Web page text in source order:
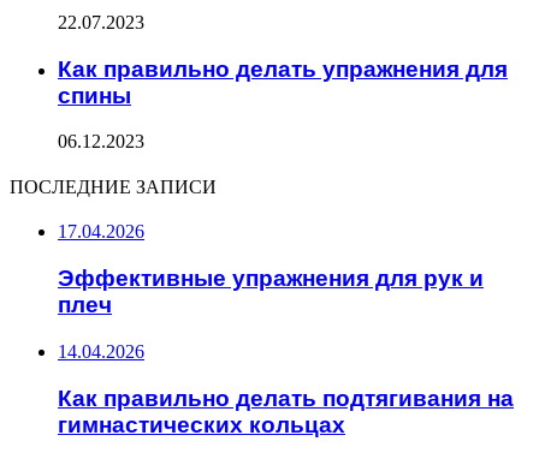
22.07.2023
Как правильно делать упражнения для
спины
06.12.2023
ПОСЛЕДНИЕ ЗАПИСИ
17.04.2026
Эффективные упражнения для рук и
плеч
14.04.2026
Как правильно делать подтягивания на
гимнастических кольцах